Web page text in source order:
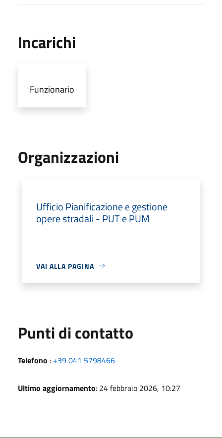
Incarichi
Funzionario
Organizzazioni
Ufficio Pianificazione e gestione
opere stradali - PUT e PUM
VAI ALLA PAGINA
Punti di contatto
Telefono : +39 041 5798466
Ultimo aggiornamento: 24 febbraio 2026, 10:27